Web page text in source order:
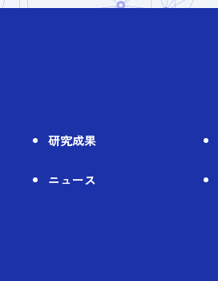
研究成果
ニュース